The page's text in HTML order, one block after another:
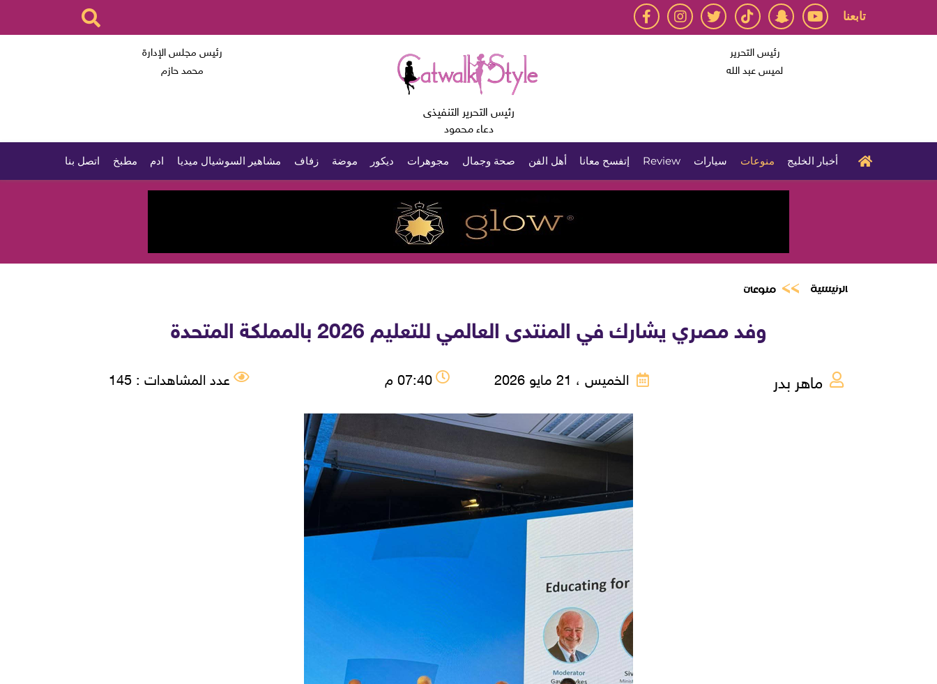
تابعنا
رئيس التحرير
لميس عبد الله
رئيس التحرير التنفيذى
دعاء محمود
رئيس مجلس الإدارة
محمد حازم
أخبار الخليج منوعات سيارات Review إتفسح معانا أهل الفن صحة وجمال مجوهرات ديكور موضة زفاف مشاهير السوشيال ميديا ادم مطبخ اتصل بنا
الرئيسية منوعات
وفد مصري يشارك في المنتدى العالمي للتعليم 2026 بالمملكة المتحدة
ماهر بدر الخميس ، 21 مايو 2026 07:40 م عدد المشاهدات : 145